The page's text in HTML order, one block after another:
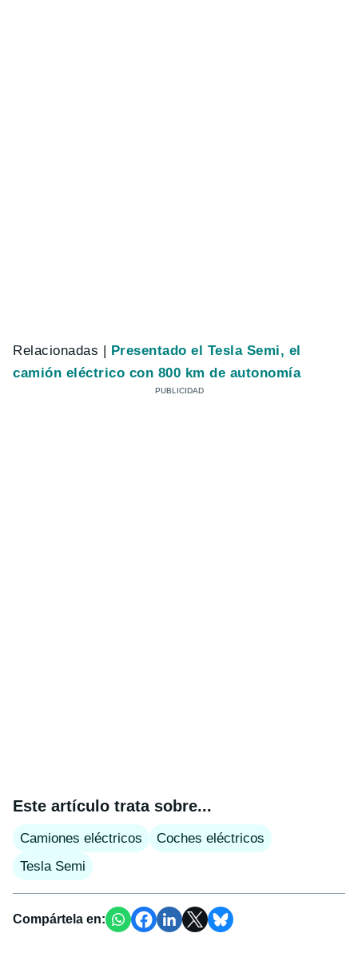
Relacionadas | Presentado el Tesla Semi, el
camión eléctrico con 800 km de autonomía
Este artículo trata sobre...
Camiones eléctricos
Coches eléctricos
Tesla Semi
Compártela en: